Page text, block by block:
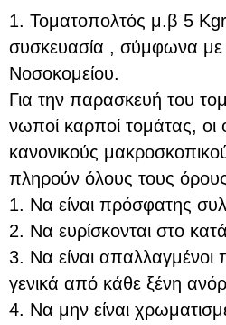
1. Τοματοπολτός μ.β 5
συσκευασία , σύμφωνα με
Νοσοκομείου.
Για την παρασκευή του
νωποί καρποί τομάτας, οι
κανονικούς
πληρούν όλους τους
1. Να είναι πρόσφατης
2. Να ευρίσκονται στο
3. Να είναι
γενικά από κάθε ξένη
4. Να μην είναι